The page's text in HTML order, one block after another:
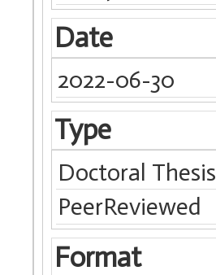
Date
2022-06-30
Type
Doctoral Thesis
PeerReviewed
Format